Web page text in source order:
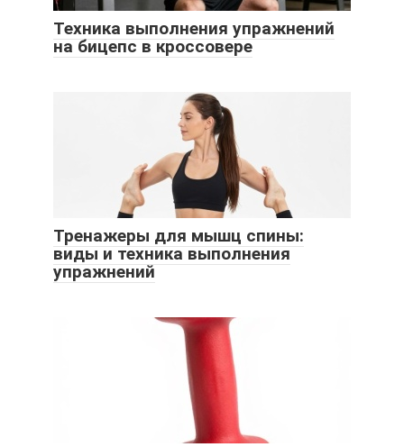
Техника выполнения упражнений
на бицепс в кроссовере
Тренажеры для мышц спины:
виды и техника выполнения
упражнений